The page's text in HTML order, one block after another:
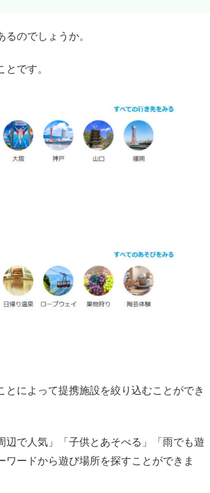
のでしょうか。
です。
によって提携施設を絞り込むことができ
で人気」「子供とあそべる」「雨でも遊
ードから遊び場所を探すことができま